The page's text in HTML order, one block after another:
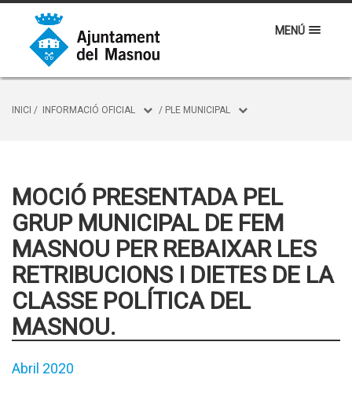
MENÚ
INICI / INFORMACIÓ OFICIAL / PLE MUNICIPAL
MOCIÓ PRESENTADA PEL
GRUP MUNICIPAL DE FEM
MASNOU PER REBAIXAR LES
RETRIBUCIONS I DIETES DE LA
CLASSE POLÍTICA DEL
MASNOU.
Abril 2020